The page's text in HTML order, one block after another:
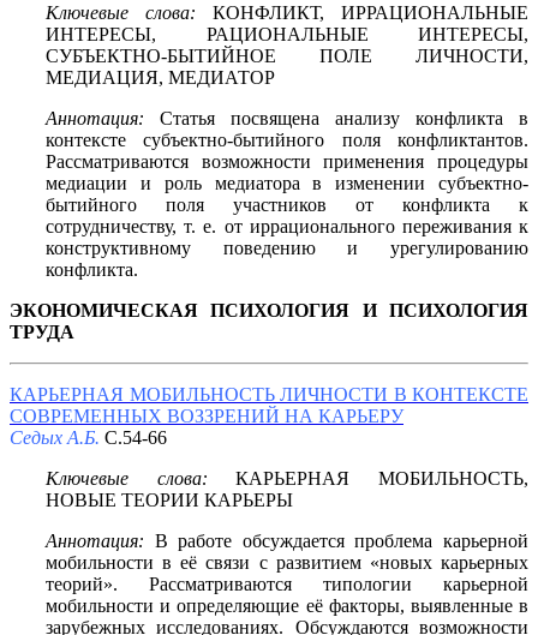
Ключевые слова: КОНФЛИКТ, ИРРАЦИОНАЛЬНЫЕ
ИНТЕРЕСЫ, РАЦИОНАЛЬНЫЕ ИНТЕРЕСЫ,
СУБЪЕКТНО-БЫТИЙНОЕ ПОЛЕ ЛИЧНОСТИ,
МЕДИАЦИЯ, МЕДИАТОР
Аннотация: Статья посвящена анализу конфликта в
контексте субъектно-бытийного поля конфликтантов.
Рассматриваются возможности применения процедуры
медиации и роль медиатора в изменении субъектно-
бытийного поля участников от конфликта к
сотрудничеству, т. е. от иррационального переживания к
конструктивному поведению и урегулированию
конфликта.
ЭКОНОМИЧЕСКАЯ ПСИХОЛОГИЯ И ПСИХОЛОГИЯ
ТРУДА
КАРЬЕРНАЯ МОБИЛЬНОСТЬ ЛИЧНОСТИ В КОНТЕКСТЕ
СОВРЕМЕННЫХ ВОЗЗРЕНИЙ НА КАРЬЕРУ
Седых А.Б. С.54-66
Ключевые слова: КАРЬЕРНАЯ МОБИЛЬНОСТЬ,
НОВЫЕ ТЕОРИИ КАРЬЕРЫ
Аннотация: В работе обсуждается проблема карьерной
мобильности в её связи с развитием «новых карьерных
теорий». Рассматриваются типологии карьерной
мобильности и определяющие её факторы, выявленные в
зарубежных исследованиях. Обсуждаются возможности